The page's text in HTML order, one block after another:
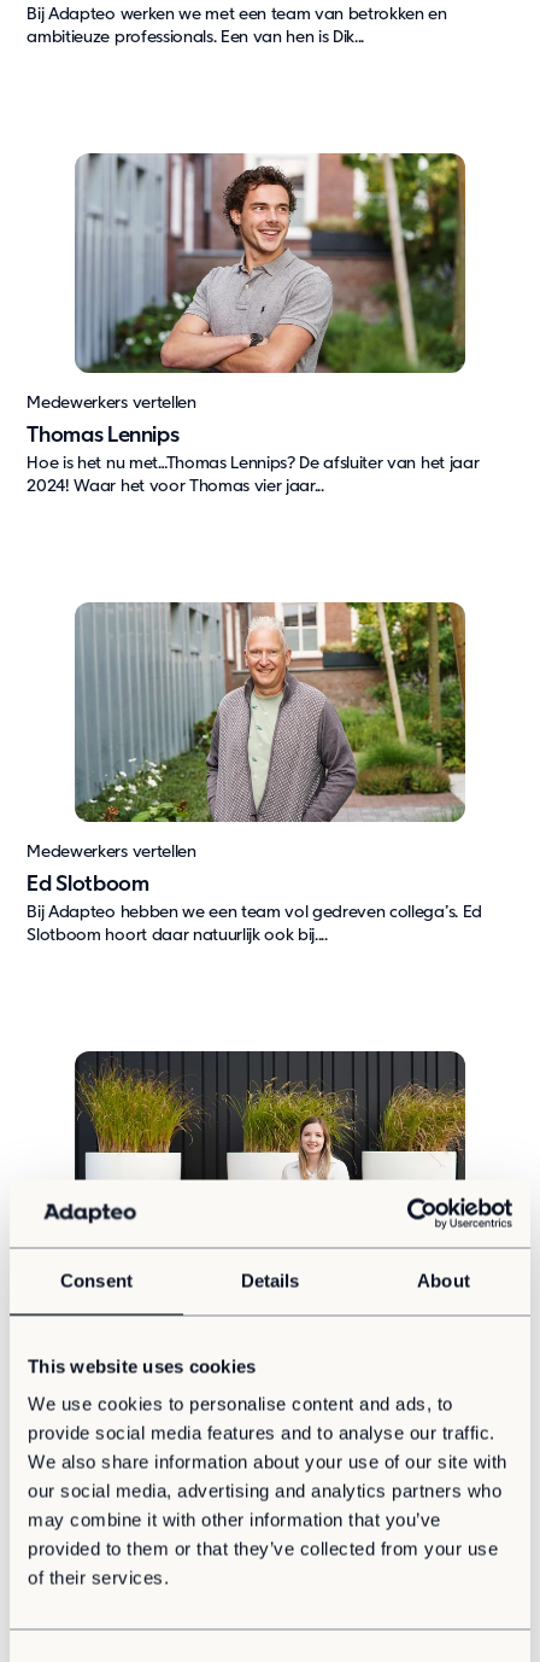
Consent Details About
This website uses cookies
We use cookies to personalise content and ads, to
provide social media features and to analyse our traffic.
We also share information about your use of our site with
our social media, advertising and analytics partners who
may combine it with other information that you’ve
provided to them or that they’ve collected from your use
of their services.
Support
Bij Adapteo werken we met een team van betrokken en
ambitieuze professionals. Een van hen is Dik...
Thomas Lennips
Medewerkers vertellen
Hoe is het nu met…Thomas Lennips? De afsluiter van het jaar
2024! Waar het voor Thomas vier jaar...
Ed Slotboom
Medewerkers vertellen
Bij Adapteo hebben we een team vol gedreven collega’s. Ed
Slotboom hoort daar natuurlijk ook bij....
Bij Adapteo werken we met een team van gedreven en